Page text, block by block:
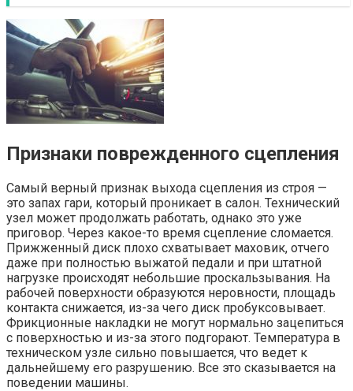
Признаки поврежденного сцепления
Самый верный признак выхода сцепления из строя —
это запах гари, который проникает в салон. Технический
узел может продолжать работать, однако это уже
приговор. Через какое-то время сцепление сломается.
Прижженный диск плохо схватывает маховик, отчего
даже при полностью выжатой педали и при штатной
нагрузке происходят небольшие проскальзывания. На
рабочей поверхности образуются неровности, площадь
контакта снижается, из-за чего диск пробуксовывает.
Фрикционные накладки не могут нормально зацепиться
с поверхностью и из-за этого подгорают. Температура в
техническом узле сильно повышается, что ведет к
дальнейшему его разрушению. Все это сказывается на
поведении машины.